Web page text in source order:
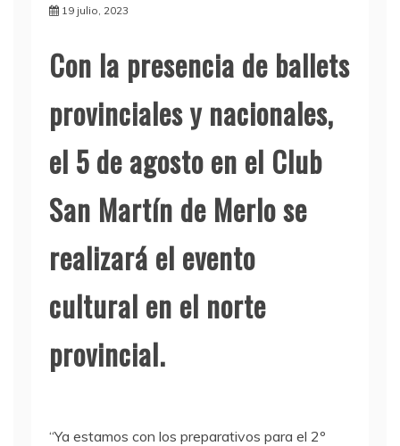
19 julio, 2023
Con la presencia de ballets
provinciales y nacionales,
el 5 de agosto en el Club
San Martín de Merlo se
realizará el evento
cultural en el norte
provincial.
“Ya estamos con los preparativos para el 2º